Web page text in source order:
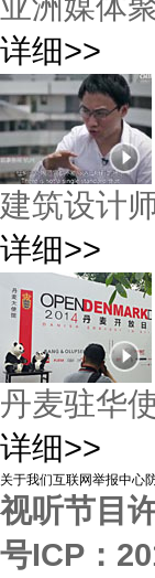
详细>>
建筑设计
详细>>
丹麦驻华
详细>>
关于我们互联网举报中心
视听节目
号ICP：